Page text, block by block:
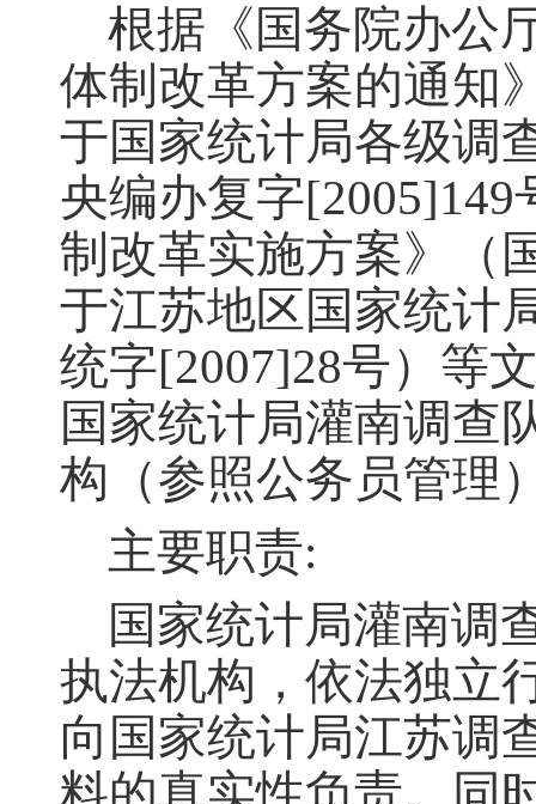
根据《国务院办公
体制改革方案的通知
于国家统计局各级调
央编办复字[2005]149
制改革实施方案》（
于江苏地区国家统计
统字[2007]28号）等
国家统计局灌南调查
构（参照公务员管理
主要职责:
国家统计局灌南调
执法机构，依法独立
向国家统计局江苏调